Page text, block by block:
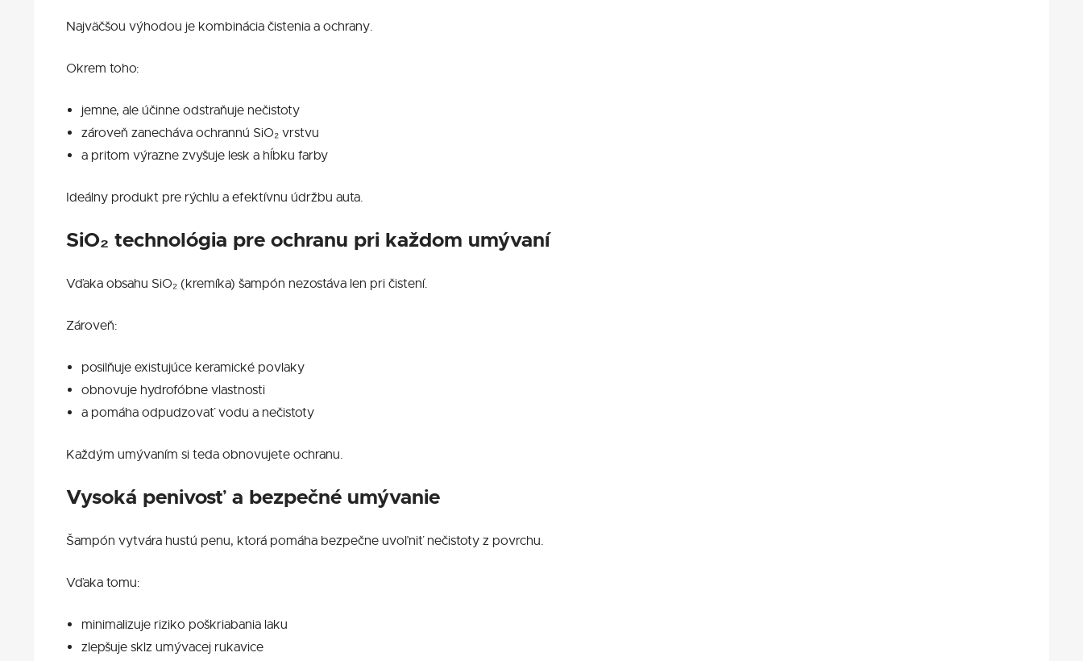
Najväčšou výhodou je kombinácia čistenia a ochrany.
Okrem toho:
jemne, ale účinne odstraňuje nečistoty
zároveň zanecháva ochrannú SiO₂ vrstvu
a pritom výrazne zvyšuje lesk a hĺbku farby
Ideálny produkt pre rýchlu a efektívnu údržbu auta.
SiO₂ technológia pre ochranu pri každom umývaní
Vďaka obsahu SiO₂ (kremíka) šampón nezostáva len pri čistení.
Zároveň:
posilňuje existujúce keramické povlaky
obnovuje hydrofóbne vlastnosti
a pomáha odpudzovať vodu a nečistoty
Každým umývaním si teda obnovujete ochranu.
Vysoká penivosť a bezpečné umývanie
Šampón vytvára hustú penu, ktorá pomáha bezpečne uvoľniť nečistoty z povrchu.
Vďaka tomu:
minimalizuje riziko poškriabania laku
zlepšuje sklz umývacej rukavice